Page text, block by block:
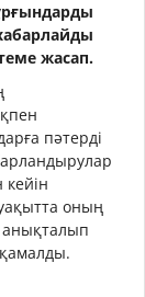
жасап.
пәтерді
оның